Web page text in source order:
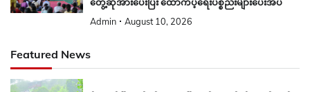
တွေ့ဆုံအားပေးပြီး ထောက်ပံ့ရေးပစ္စည်းများပေးအပ်
Admin August 10, 2026
Featured News